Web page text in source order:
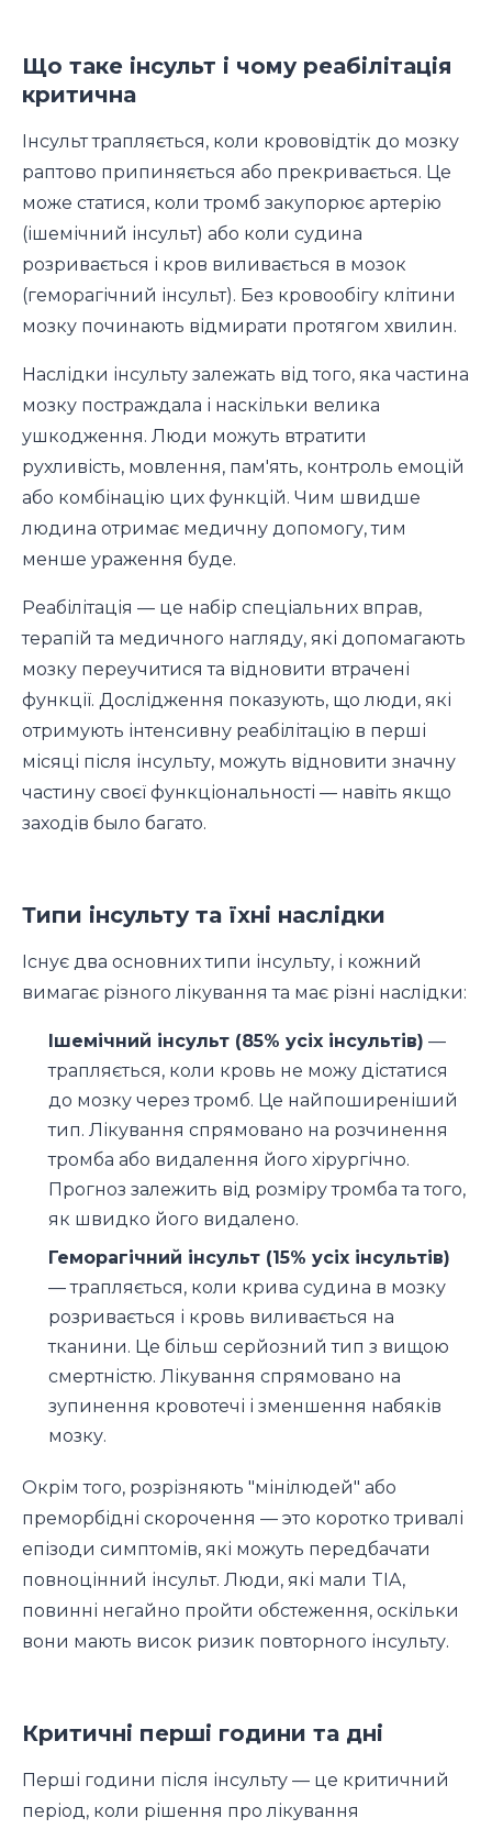
Що таке інсульт і чому реабілітація
критична
Інсульт трапляється, коли крововідтік до мозку
раптово припиняється або прекривається. Це
може статися, коли тромб закупорює артерію
(ішемічний інсульт) або коли судина
розривається і кров виливається в мозок
(геморагічний інсульт). Без кровообігу клітини
мозку починають відмирати протягом хвилин.
Наслідки інсульту залежать від того, яка частина
мозку постраждала і наскільки велика
ушкодження. Люди можуть втратити
рухливість, мовлення, пам'ять, контроль емоцій
або комбінацію цих функцій. Чим швидше
людина отримає медичну допомогу, тим
менше ураження буде.
Реабілітація — це набір спеціальних вправ,
терапій та медичного нагляду, які допомагають
мозку переучитися та відновити втрачені
функції. Дослідження показують, що люди, які
отримують інтенсивну реабілітацію в перші
місяці після інсульту, можуть відновити значну
частину своєї функціональності — навіть якщо
заходів было багато.
Типи інсульту та їхні наслідки
Існує два основних типи інсульту, і кожний
вимагає різного лікування та має різні наслідки:
Ішемічний інсульт (85% усіх інсультів) —
трапляється, коли кровь не можу дістатися
до мозку через тромб. Це найпоширеніший
тип. Лікування спрямовано на розчинення
тромба або видалення його хірургічно.
Прогноз залежить від розміру тромба та того,
як швидко його видалено.
Геморагічний інсульт (15% усіх інсультів)
— трапляється, коли крива судина в мозку
розривається і кровь виливається на
тканини. Це більш серйозний тип з вищою
смертністю. Лікування спрямовано на
зупинення кровотечі і зменшення набяків
мозку.
Окрім того, розрізняють "мінілюдей" або
преморбідні скорочення — это коротко тривалі
епізоди симптомів, які можуть передбачати
повноцінний інсульт. Люди, які мали TIA,
повинні негайно пройти обстеження, оскільки
вони мають висок ризик повторного інсульту.
Критичні перші години та дні
Перші години після інсульту — це критичний
період, коли рішення про лікування